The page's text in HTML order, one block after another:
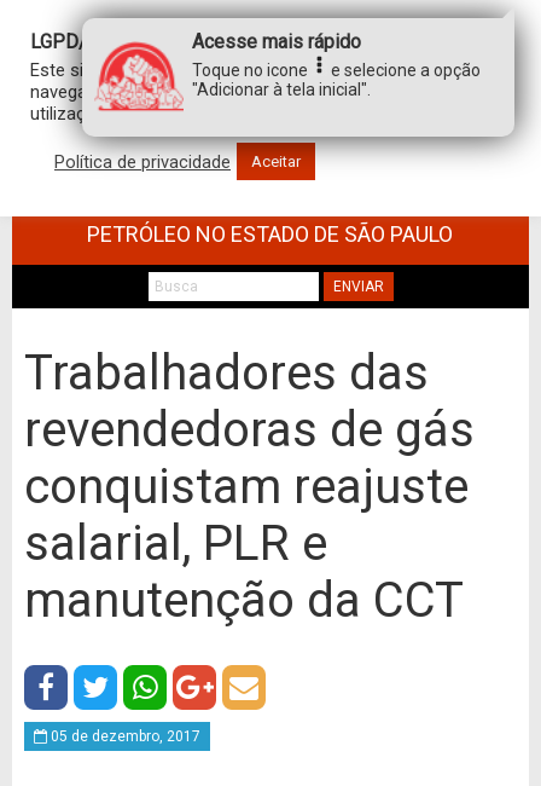
SINDICATO DOS TRABALHADORES NO
PETRÓLEO NO ESTADO DE SÃO PAULO
ENVIAR
Trabalhadores das
revendedoras de gás
conquistam reajuste
salarial, PLR e
manutenção da CCT
05 de dezembro, 2017
LGPD/GDPR
Este site usa cookies para personalizar sua experiência de
navegação. Ao clicar em “aceitar”, você concorda com a
utilização de TODOS os cookies.
Política de privacidade Aceitar
Acesse mais rápido
Toque no icone
e selecione a opção
"Adicionar à tela inicial".